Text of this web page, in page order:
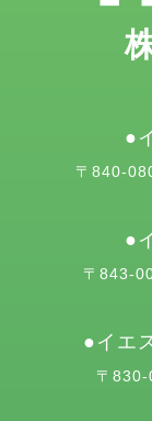
〒840-
〒843-
イエ
〒830-